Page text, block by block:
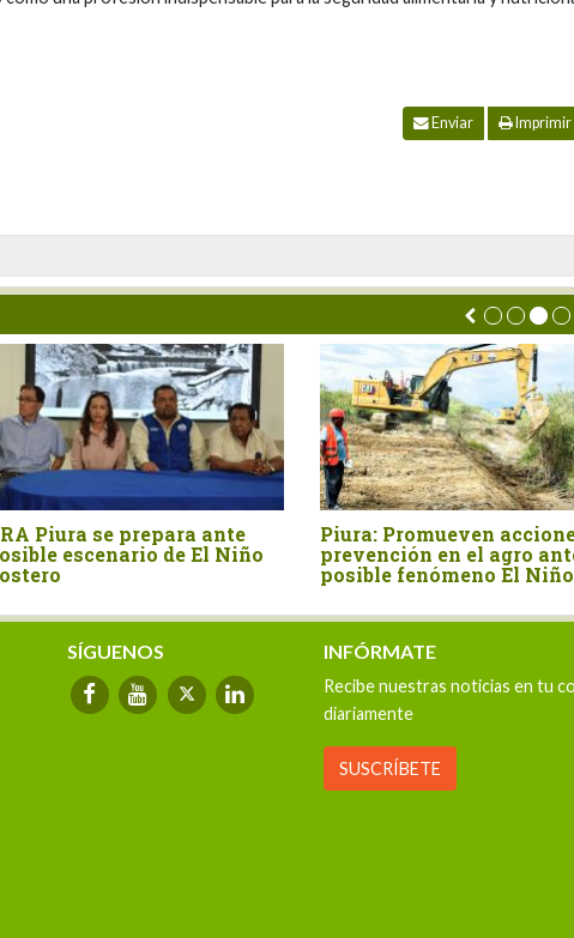
Enviar Imprimir
acciones de
en el agro ante
El Niño
ENFEN mantiene alerta de El
Niño Costero hasta verano de
SÍGUENOS INFÓRMATE
Recibe nuestras noticias en tu
diariamente
SUSCRÍBETE